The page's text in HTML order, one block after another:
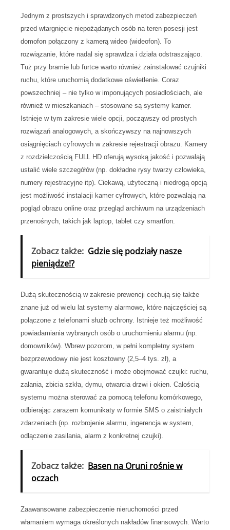
Jednym z prostszych i sprawdzonych metod zabezpieczeń
przed wtargnięcie niepożądanych osób na teren posesji jest
domofon połączony z kamerą wideo (wideofon). To
rozwiązanie, które nadal się sprawdza i działa odstraszająco.
Tuż przy bramie lub furtce warto również zainstalować czujniki
ruchu, które uruchomią dodatkowe oświetlenie. Coraz
powszechniej – nie tylko w imponujących posiadłościach, ale
również w mieszkaniach – stosowane są systemy kamer.
Istnieje w tym zakresie wiele opcji, począwszy od prostych
rozwiązań analogowych, a skończywszy na najnowszych
osiągnięciach cyfrowych w zakresie rejestracji obrazu. Kamery
z rozdzielczością FULL HD oferują wysoką jakość i pozwalają
ustalić wiele szczegółów (np. dokładne rysy twarzy człowieka,
numery rejestracyjne itp). Ciekawą, użyteczną i niedrogą opcją
jest możliwość instalacji kamer cyfrowych, które pozwalają na
pogląd obrazu online oraz przegląd archiwum na urządzeniach
przenośnych, takich jak laptop, tablet czy smartfon.
Zobacz także: Gdzie się podziały nasze
pieniądze!?
Dużą skutecznością w zakresie prewencji cechują się także
znane już od wielu lat systemy alarmowe, które najczęściej są
połączone z telefonami służb ochrony. Istnieje też możliwość
powiadamiania wybranych osób o uruchomieniu alarmu (np.
domowników). Wbrew pozorom, w pełni kompletny system
bezprzewodowy nie jest kosztowny (2,5–4 tys. zł), a
gwarantuje dużą skuteczność i może obejmować czujki: ruchu,
zalania, zbicia szkła, dymu, otwarcia drzwi i okien. Całością
systemu można sterować za pomocą telefonu komórkowego,
odbierając zarazem komunikaty w formie SMS o zaistniałych
zdarzeniach (np. rozbrojenie alarmu, ingerencja w system,
odłączenie zasilania, alarm z konkretnej czujki).
Zobacz także: Basen na Oruni rośnie w
oczach
Zaawansowane zabezpieczenie nieruchomości przed
włamaniem wymaga określonych nakładów finansowych. Warto